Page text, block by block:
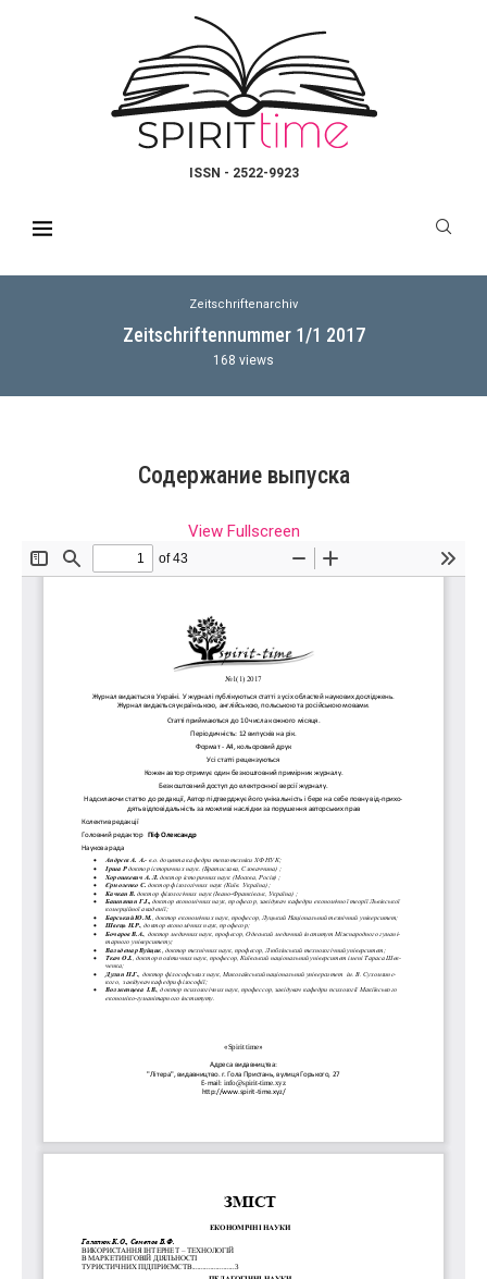
ISSN - 2522-9923
Zeitschriftenarchiv
Zeitschriftennummer 1/1 2017
168 views
Содержание выпуска
View Fullscreen